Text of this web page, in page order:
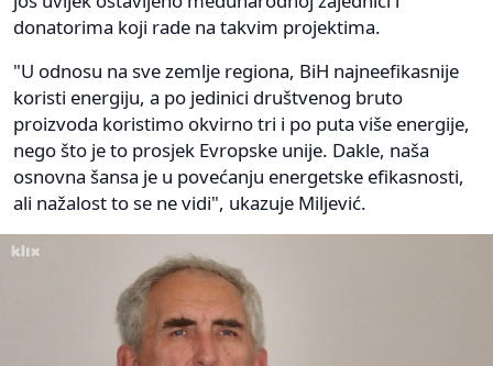
donatorima koji rade na takvim projektima.
"U odnosu na sve zemlje regiona, BiH najneefikasnije
koristi energiju, a po jedinici društvenog bruto
proizvoda koristimo okvirno tri i po puta više energije,
nego što je to prosjek Evropske unije. Dakle, naša
osnovna šansa je u povećanju energetske efikasnosti,
ali nažalost to se ne vidi", ukazuje Miljević.